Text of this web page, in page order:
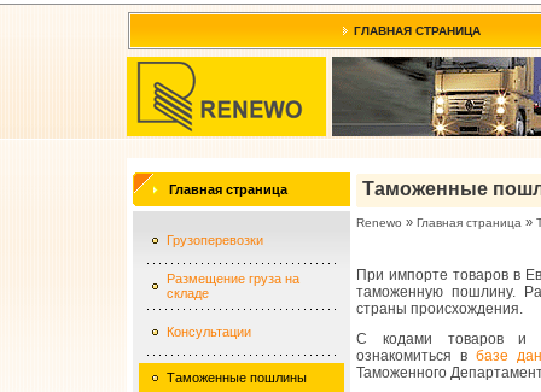
ГЛАВНАЯ СТРАНИЦА
Главная страница
Грузоперевозки
Размещение груза на
складе
Консультации
Таможенные пошлины
Таможенные
Renewo » Главная страница »
При импорте товаров в
таможенную пошлину.
страны происхождения.
С кодами товаров и
ознакомиться в базе
Таможенного